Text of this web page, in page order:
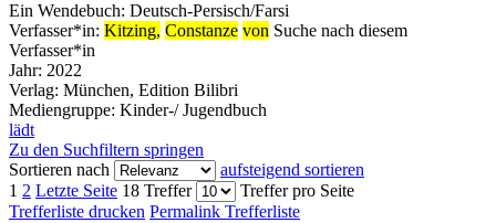
Ein Wendebuch: Deutsch-Persisch/Farsi
Verfasser*in: Kitzing, Constanze von Suche nach diesem
Verfasser*in
Jahr: 2022
Verlag: München, Edition Bilibri
Mediengruppe: Kinder-/ Jugendbuch
lädt
Zu den Suchfiltern springen
Sortieren nach
aufsteigend sortieren
1 2 Letzte Seite 18 Treffer
Treffer pro Seite
Trefferliste drucken Permalink Trefferliste